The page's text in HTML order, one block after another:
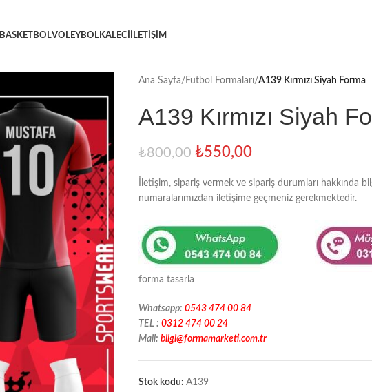
BASKETBOLVOLEYBOLKALECI İLETIŞIM
Ana Sayfa/ Futbol Formaları/A139 Kırmızı Siyah Forma
A139 Kırmızı Siyah
₺800,00 ₺550,00
İletişim, sipariş vermek ve sipariş durumları hakkında
numaralarımızdan iletişime geçmeniz gerekmektedir.
forma tasarla
Whatsapp: 0543 474 00 84
TEL : 0312 474 00 24
Mail: bilgi@formamarketi.com.tr
Stok kodu: A139